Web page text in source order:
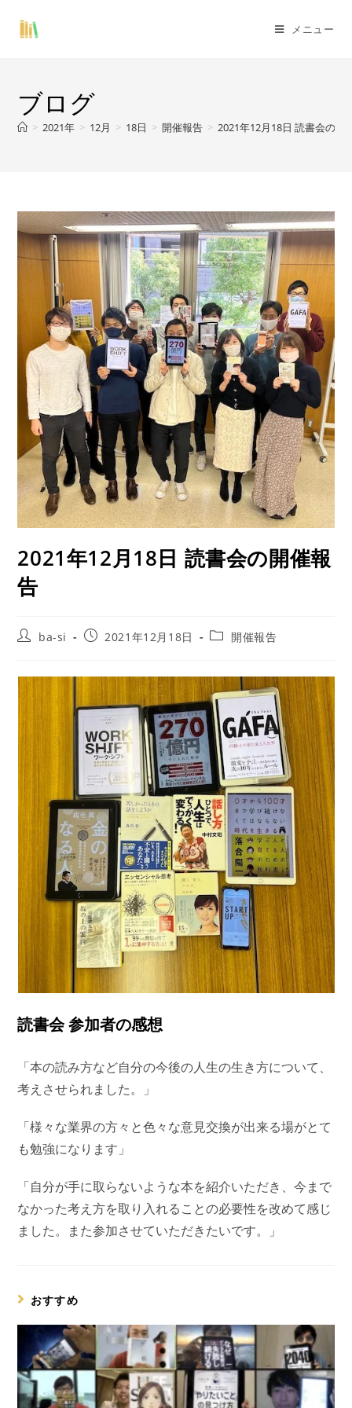
メニュー
ブログ
> 2021年 > 12月 > 18日 > 開催報告 > 2021年12月18日 読書会の開
2021年12月18日 読書会の開催報
告
ba-si 2021年12月18日 開催報告
読書会 参加者の感想
「本の読み方など自分の今後の人生の生き方について、
考えさせられました。」
「様々な業界の方々と色々な意見交換が出来る場がとて
も勉強になります」
「自分が手に取らないような本を紹介いただき、今まで
なかった考え方を取り入れることの必要性を改めて感じ
ました。また参加させていただきたいです。」
おすすめ